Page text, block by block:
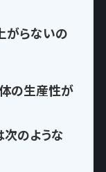
がらないの
の生産性が
のような